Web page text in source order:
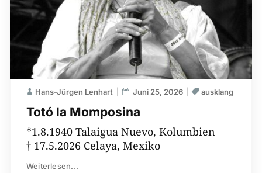
Totó la Momposina
Hans-Jürgen Lenhart Juni 25, 2026 ausklang
*1.8.1940 Talaigua Nuevo, Kolumbien
† 17.5.2026 Celaya, Mexiko
Weiterlesen...